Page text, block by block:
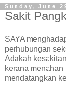
Sunday, June
Sakit
SAYA
perhubungan
Adakah
kerana
mendatangkan